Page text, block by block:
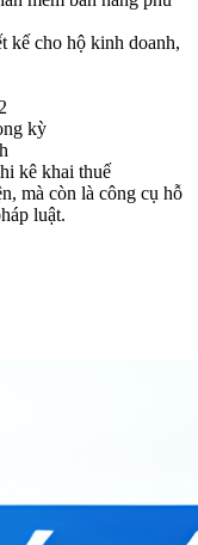
kế cho hộ kinh doanh,
kỳ
kê khai thuế
mà còn là công cụ hỗ
luật.